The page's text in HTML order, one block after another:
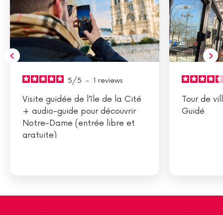
5/5 - 1 reviews
Visite guidée de l’île de la Cité
+ audio-guide pour découvrir
Notre-Dame (entrée libre et
gratuite)
Tour de
Guidé